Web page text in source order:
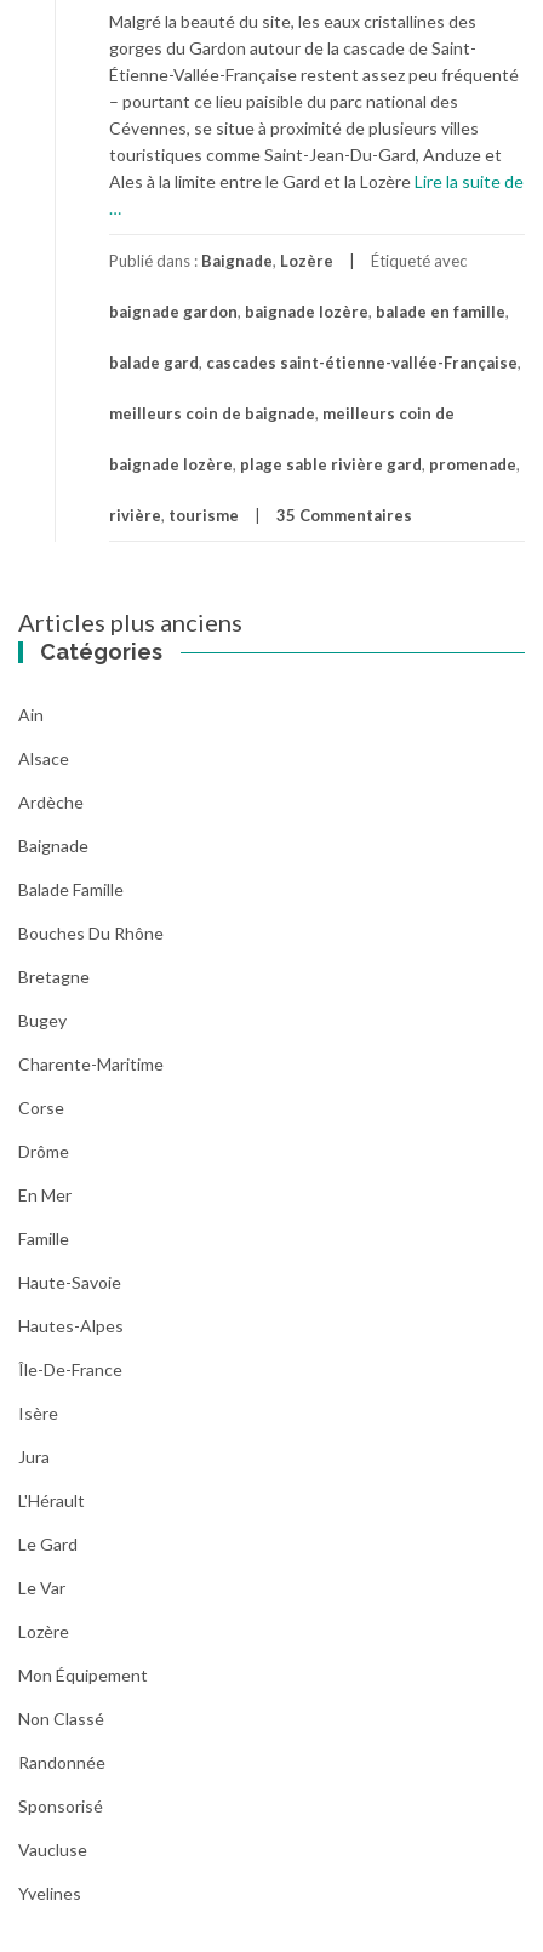
Malgré la beauté du site, les eaux cristallines des
gorges du Gardon autour de la cascade de Saint-
Étienne-Vallée-Française restent assez peu fréquenté
– pourtant ce lieu paisible du parc national des
Cévennes, se situe à proximité de plusieurs villes
touristiques comme Saint-Jean-Du-Gard, Anduze et
Ales à la limite entre le Gard et la LozèreLire la suite de
gorges
Gardon
la
de
Étienne-
Française
…
Publié dans : Baignade, Lozère Étiqueté avec
baignade gardon, baignade lozère, balade en famille,
balade gard, cascades saint-étienne-vallée-Française,
meilleurs coin de baignade, meilleurs coin de
baignade lozère, plage sable rivière gard, promenade,
rivière, tourisme 35 Commentaires
Navigation
des
articles
Articles plus anciens
Catégories
Ain
Alsace
Ardèche
Baignade
Balade Famille
Bouches Du Rhône
Bretagne
Bugey
Charente-Maritime
Corse
Drôme
En Mer
Famille
Haute-Savoie
Hautes-Alpes
Île-De-France
Isère
Jura
L'Hérault
Le Gard
Le Var
Lozère
Mon Équipement
Non Classé
Randonnée
Sponsorisé
Vaucluse
Yvelines